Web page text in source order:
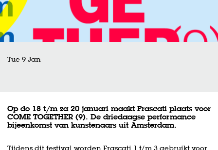
Tue 9 Jan
Op do 18 t/m za 20 januari maakt Frascati plaats voor
COME TOGETHER (9). De driedaagse performance
bijeenkomst van kunstenaars uit Amsterdam.
Tijdens dit festival worden Frascati 1 t/m 3 gebruikt voor